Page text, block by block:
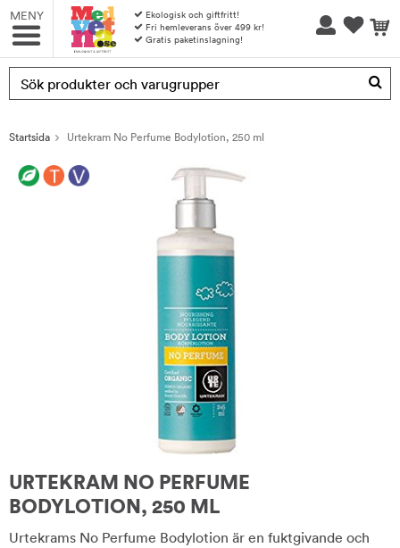
MENY
Ekologisk och giftfritt!
Fri hemleverans över 499 kr!
Gratis paketinslagning!
Produkten har blivit tillagd i varukorgen
Startsida Urtekram No Perfume Bodylotion, 250 ml
URTEKRAM NO PERFUME
BODYLOTION, 250 ML
Urtekrams No Perfume Bodylotion är en fuktgivande och